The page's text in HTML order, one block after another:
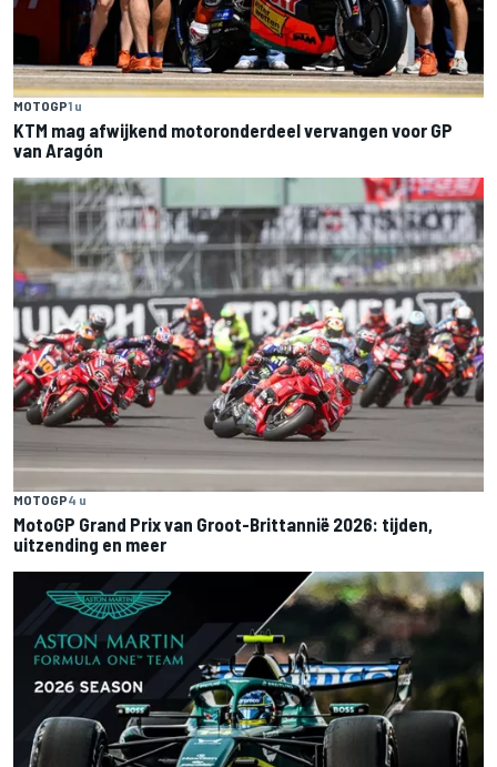
MOTOGP1 u
KTM mag afwijkend motoronderdeel vervangen voor GP
van Aragón
MOTOGP4 u
MotoGP Grand Prix van Groot-Brittannië 2026: tijden,
uitzending en meer